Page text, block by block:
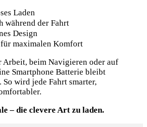
Laden
während der Fahrt
Design
maximalen Komfort
Arbeit, beim Navigieren oder auf
Smartphone Batterie bleibt
wird jede Fahrt smarter,
– die clevere Art zu laden.